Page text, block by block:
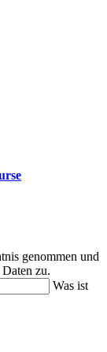
genommen und
zu.
Was ist